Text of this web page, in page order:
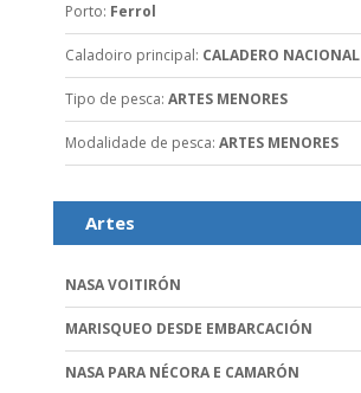
Porto: Ferrol
Caladoiro principal: CALADERO NACIONAL
Tipo de pesca: ARTES MENORES
Modalidade de pesca: ARTES MENORES
Artes
NASA VOITIRÓN
MARISQUEO DESDE EMBARCACIÓN
NASA PARA NÉCORA E CAMARÓN